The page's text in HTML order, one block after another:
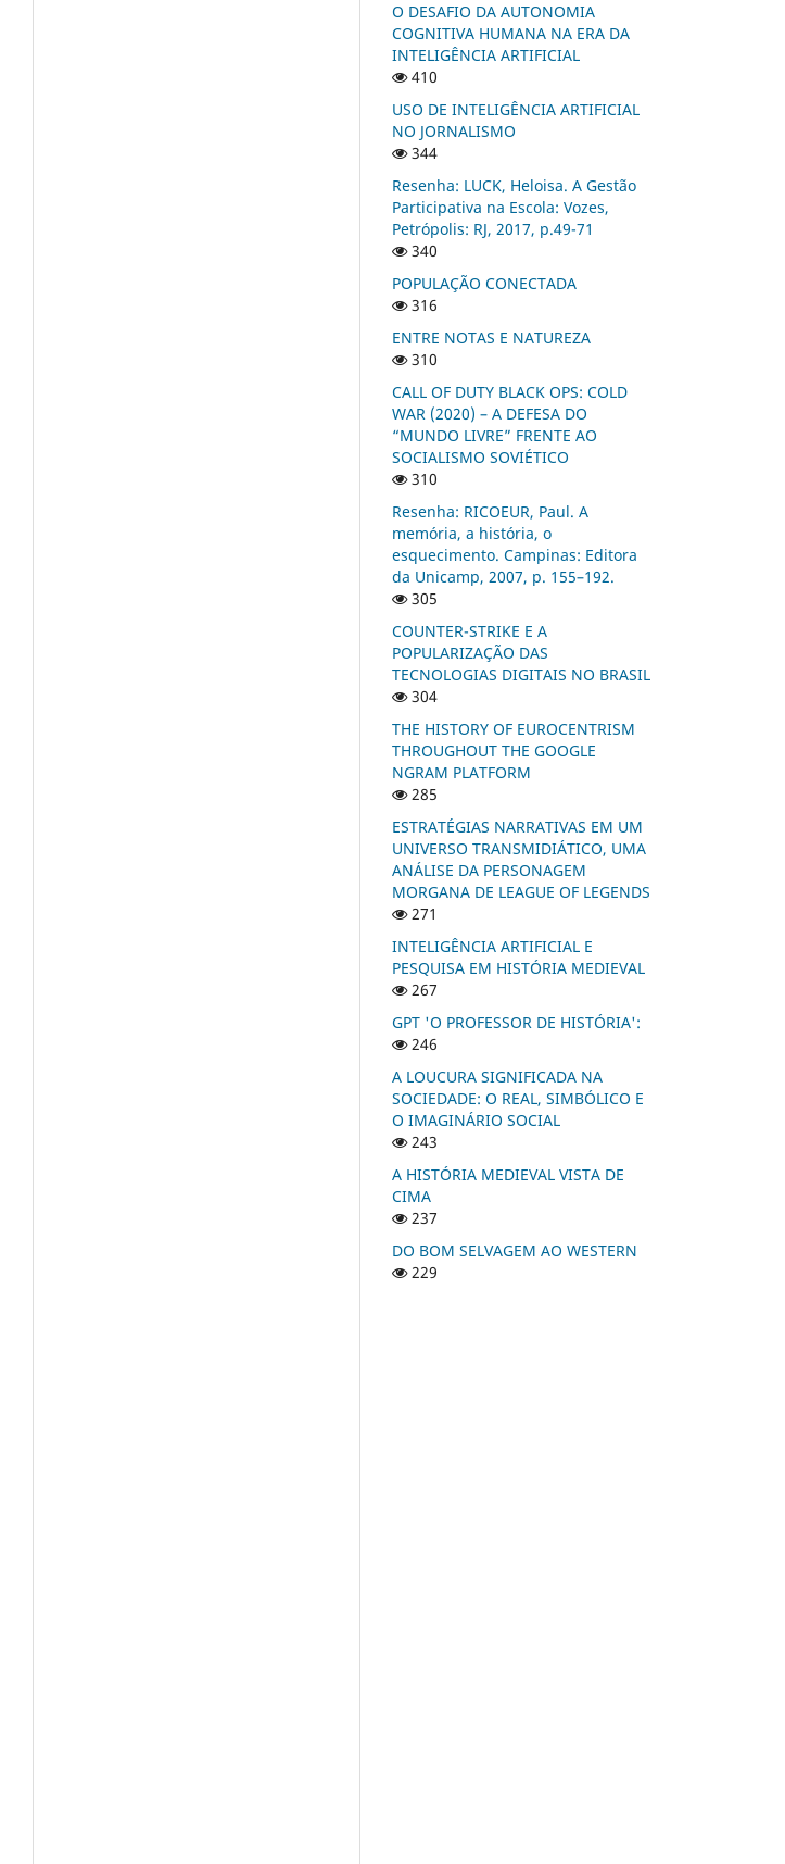
O DESAFIO DA AUTONOMIA
COGNITIVA HUMANA NA ERA DA
INTELIGÊNCIA ARTIFICIAL
410
USO DE INTELIGÊNCIA ARTIFICIAL
NO JORNALISMO
344
Resenha: LUCK, Heloisa. A Gestão
Participativa na Escola: Vozes,
Petrópolis: RJ, 2017, p.49-71
340
POPULAÇÃO CONECTADA
316
ENTRE NOTAS E NATUREZA
310
CALL OF DUTY BLACK OPS: COLD
WAR (2020) – A DEFESA DO
“MUNDO LIVRE” FRENTE AO
SOCIALISMO SOVIÉTICO
310
Resenha: RICOEUR, Paul. A
memória, a história, o
esquecimento. Campinas: Editora
da Unicamp, 2007, p. 155–192.
305
COUNTER-STRIKE E A
POPULARIZAÇÃO DAS
TECNOLOGIAS DIGITAIS NO BRASIL
304
THE HISTORY OF EUROCENTRISM
THROUGHOUT THE GOOGLE
NGRAM PLATFORM
285
ESTRATÉGIAS NARRATIVAS EM UM
UNIVERSO TRANSMIDIÁTICO, UMA
ANÁLISE DA PERSONAGEM
MORGANA DE LEAGUE OF LEGENDS
271
INTELIGÊNCIA ARTIFICIAL E
PESQUISA EM HISTÓRIA MEDIEVAL
267
GPT 'O PROFESSOR DE HISTÓRIA':
246
A LOUCURA SIGNIFICADA NA
SOCIEDADE: O REAL, SIMBÓLICO E
O IMAGINÁRIO SOCIAL
243
A HISTÓRIA MEDIEVAL VISTA DE
CIMA
237
DO BOM SELVAGEM AO WESTERN
229